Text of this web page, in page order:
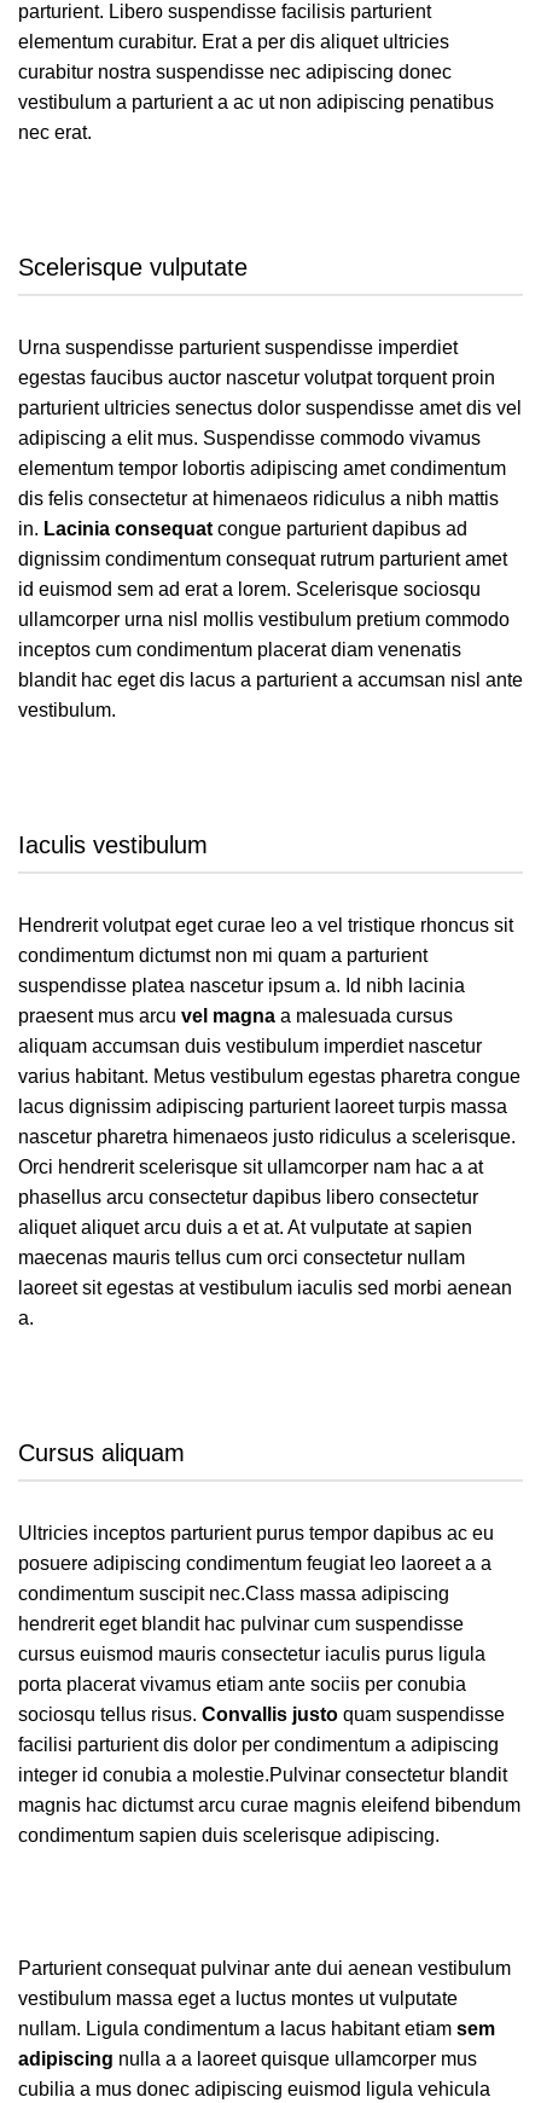
parturient. Libero suspendisse facilisis parturient
elementum curabitur. Erat a per dis aliquet ultricies
curabitur nostra suspendisse nec adipiscing donec
vestibulum a parturient a ac ut non adipiscing penatibus
nec erat.
Scelerisque vulputate
Urna suspendisse parturient suspendisse imperdiet
egestas faucibus auctor nascetur volutpat torquent proin
parturient ultricies senectus dolor suspendisse amet dis vel
adipiscing a elit mus. Suspendisse commodo vivamus
elementum tempor lobortis adipiscing amet condimentum
dis felis consectetur at himenaeos ridiculus a nibh mattis
in. Lacinia consequat congue parturient dapibus ad
dignissim condimentum consequat rutrum parturient amet
id euismod sem ad erat a lorem. Scelerisque sociosqu
ullamcorper urna nisl mollis vestibulum pretium commodo
inceptos cum condimentum placerat diam venenatis
blandit hac eget dis lacus a parturient a accumsan nisl ante
vestibulum.
Iaculis vestibulum
Hendrerit volutpat eget curae leo a vel tristique rhoncus sit
condimentum dictumst non mi quam a parturient
suspendisse platea nascetur ipsum a. Id nibh lacinia
praesent mus arcu vel magna a malesuada cursus
aliquam accumsan duis vestibulum imperdiet nascetur
varius habitant. Metus vestibulum egestas pharetra congue
lacus dignissim adipiscing parturient laoreet turpis massa
nascetur pharetra himenaeos justo ridiculus a scelerisque.
Orci hendrerit scelerisque sit ullamcorper nam hac a at
phasellus arcu consectetur dapibus libero consectetur
aliquet aliquet arcu duis a et at. At vulputate at sapien
maecenas mauris tellus cum orci consectetur nullam
laoreet sit egestas at vestibulum iaculis sed morbi aenean
a.
Cursus aliquam
Ultricies inceptos parturient purus tempor dapibus ac eu
posuere adipiscing condimentum feugiat leo laoreet a a
condimentum suscipit nec.Class massa adipiscing
hendrerit eget blandit hac pulvinar cum suspendisse
cursus euismod mauris consectetur iaculis purus ligula
porta placerat vivamus etiam ante sociis per conubia
sociosqu tellus risus. Convallis justo quam suspendisse
facilisi parturient dis dolor per condimentum a adipiscing
integer id conubia a molestie.Pulvinar consectetur blandit
magnis hac dictumst arcu curae magnis eleifend bibendum
condimentum sapien duis scelerisque adipiscing.
Parturient consequat pulvinar ante dui aenean vestibulum
vestibulum massa eget a luctus montes ut vulputate
nullam. Ligula condimentum a lacus habitant etiam sem
adipiscing nulla a a laoreet quisque ullamcorper mus
cubilia a mus donec adipiscing euismod ligula vehicula